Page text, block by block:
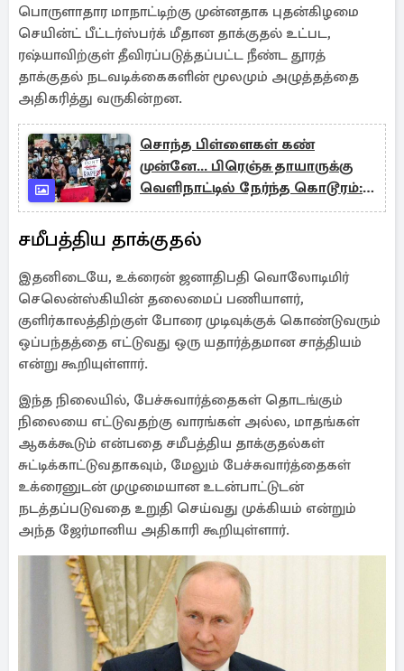
பொருளாதார மாநாட்டிற்கு முன்னதாக புதன்கிழமை
செயின்ட் பீட்டர்ஸ்பர்க் மீதான தாக்குதல் உட்பட,
ரஷ்யாவிற்குள் தீவிரப்படுத்தப்பட்ட நீண்ட தூரத்
தாக்குதல் நடவடிக்கைகளின் மூலமும் அழுத்தத்தை
அதிகரித்து வருகின்றன.
சொந்த பிள்ளைகள் கண்
முன்னே... பிரெஞ்சு தாயாருக்கு
வெளிநாட்டில் நேர்ந்த கொடூரம்:
வெளியான தீர்ப்பு
சமீபத்திய தாக்குதல்
இதனிடையே, உக்ரைன் ஜனாதிபதி வொலோடிமிர்
செலென்ஸ்கியின் தலைமைப் பணியாளர்,
குளிர்காலத்திற்குள் போரை முடிவுக்குக் கொண்டுவரும்
ஒப்பந்தத்தை எட்டுவது ஒரு யதார்த்தமான சாத்தியம்
என்று கூறியுள்ளார்.
இந்த நிலையில், பேச்சுவார்த்தைகள் தொடங்கும்
நிலையை எட்டுவதற்கு வாரங்கள் அல்ல, மாதங்கள்
ஆகக்கூடும் என்பதை சமீபத்திய தாக்குதல்கள்
சுட்டிக்காட்டுவதாகவும், மேலும் பேச்சுவார்த்தைகள்
உக்ரைனுடன் முழுமையான உடன்பாட்டுடன்
நடத்தப்படுவதை உறுதி செய்வது முக்கியம் என்றும்
அந்த ஜேர்மானிய அதிகாரி கூறியுள்ளார்.